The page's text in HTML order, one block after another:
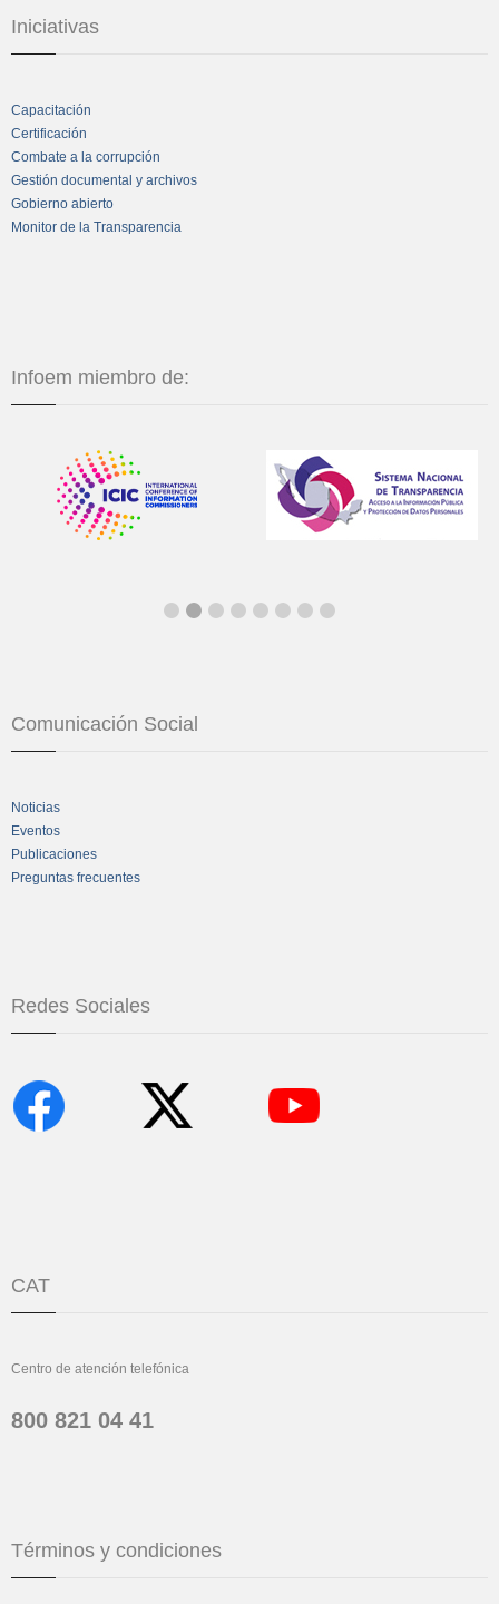
Iniciativas
Capacitación
Certificación
Combate a la corrupción
Gestión documental y archivos
Gobierno abierto
Monitor de la Transparencia
Infoem miembro de:
Comunicación Social
Noticias
Eventos
Publicaciones
Preguntas frecuentes
Redes Sociales
CAT
Centro de atención telefónica
800 821 04 41
Términos y condiciones